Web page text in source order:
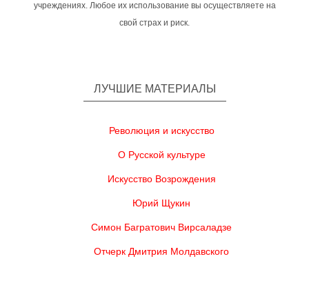
учреждениях. Любое их использование вы осуществляете на
свой страх и риск.
ЛУЧШИЕ МАТЕРИАЛЫ
Революция и искусство
О Русской культуре
Искусство Возрождения
Юрий Щукин
Симон Багратович Вирсаладзе
Отчерк Дмитрия Молдавского